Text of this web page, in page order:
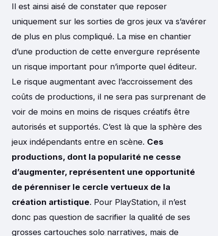
Il est ainsi aisé de constater que reposer
uniquement sur les sorties de gros jeux va s’avérer
de plus en plus compliqué. La mise en chantier
d’une production de cette envergure représente
un risque important pour n’importe quel éditeur.
Le risque augmentant avec l’accroissement des
coûts de productions, il ne sera pas surprenant de
voir de moins en moins de risques créatifs être
autorisés et supportés. C’est là que la sphère des
jeux indépendants entre en scène. Ces
productions, dont la popularité ne cesse
d’augmenter, représentent une opportunité
de pérenniser le cercle vertueux de la
création artistique. Pour PlayStation, il n’est
donc pas question de sacrifier la qualité de ses
grosses cartouches solo narratives, mais de